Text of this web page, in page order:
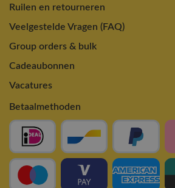
Ruilen en retourneren
Veelgestelde Vragen (FAQ)
Group orders & bulk
Cadeaubonnen
Vacatures
Betaalmethoden